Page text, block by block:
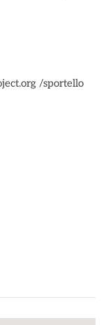
/sportello